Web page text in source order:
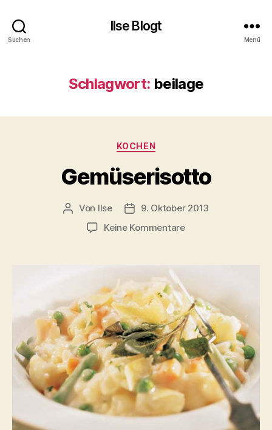
Suchen
Ilse Blogt
Menü
Schlagwort: beilage
Kategorien
KOCHEN
Gemüserisotto
Beitragsautor
Von Ilse Beitragsdatum
9. Oktober 2013
Keine Kommentarezu